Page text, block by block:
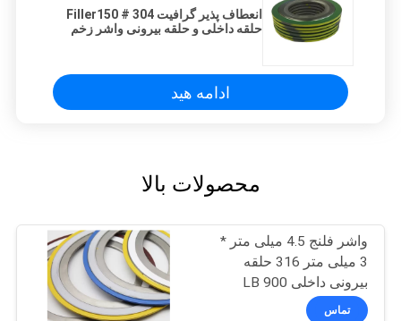
انعطاف پذیر گرافیت Filler150 # 304
حلقه داخلی و حلقه بیرونی واشر زخم
ادامه هید
محصولات بالا
واشر فلنج 4.5 میلی متر *
3 میلی متر 316 حلقه
بیرونی داخلی 900 LB
واشر مارپیچ
تماس